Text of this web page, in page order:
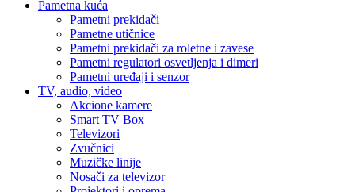
Pametna kuća
Pametni prekidači
Pametne utičnice
Pametni prekidači za roletne i zavese
Pametni regulatori osvetljenja i dimeri
Pametni uređaji i senzor
TV, audio, video
Akcione kamere
Smart TV Box
Televizori
Zvučnici
Muzičke linije
Nosači za televizor